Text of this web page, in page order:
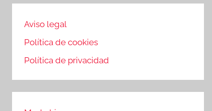
Aviso legal
Política de cookies
Política de privacidad